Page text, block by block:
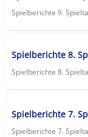
Spielberichte 9.
Spielberichte 8.
Spielberichte 8.
Spielberichte 7.
Spielberichte 7.